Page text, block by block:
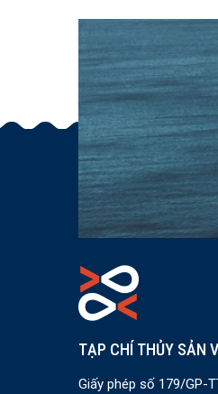
TẠP CHÍ THỦY SẢN
Giấy phép số 179/GP-